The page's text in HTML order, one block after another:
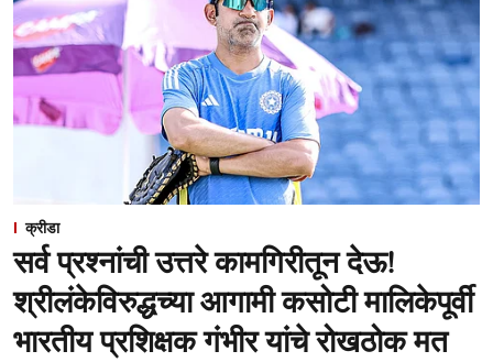
क्रीडा
सर्व प्रश्नांची उत्तरे कामगिरीतून देऊ!
श्रीलंकेविरुद्धच्या आगामी कसोटी मालिकेपूर्वी
भारतीय प्रशिक्षक गंभीर यांचे रोखठोक मत